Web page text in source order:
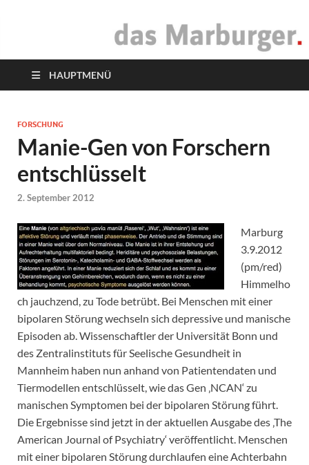
das Marburger.
HAUPTMENÜ
FORSCHUNG
Manie-Gen von Forschern
entschlüsselt
2. September 2012
Marburg
3.9.2012
(pm/red)
Himmelho
ch jauchzend, zu Tode betrübt. Bei Menschen mit einer
bipolaren Störung wechseln sich depressive und manische
Episoden ab. Wissenschaftler der Universität Bonn und
des Zentralinstituts für Seelische Gesundheit in
Mannheim haben nun anhand von Patientendaten und
Tiermodellen entschlüsselt, wie das Gen ‚NCAN‘ zu
manischen Symptomen bei der bipolaren Störung führt.
Die Ergebnisse sind jetzt in der aktuellen Ausgabe des ‚The
American Journal of Psychiatry‘ veröffentlicht. Menschen
mit einer bipolaren Störung durchlaufen eine Achterbahn